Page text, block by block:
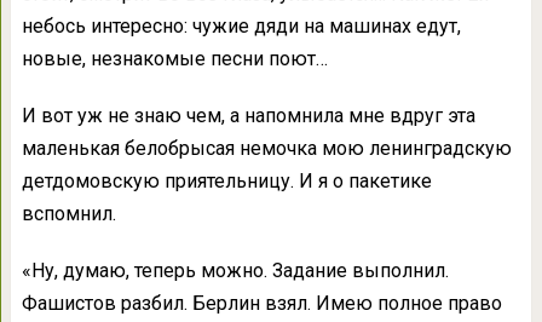
небось интересно: чужие дяди на машинах едут,
новые, незнакомые песни поют…
И вот уж не знаю чем, а напомнила мне вдруг эта
маленькая белобрысая немочка мою ленинградскую
детдомовскую приятельницу. И я о пакетике
вспомнил.
«Ну, думаю, теперь можно. Задание выполнил.
Фашистов разбил. Берлин взял. Имею полное право